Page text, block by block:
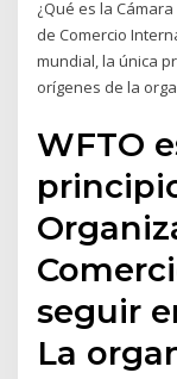
¿Qué es la
de Comercio
mundial, la única
orígenes de la
WFTO
seguir
La